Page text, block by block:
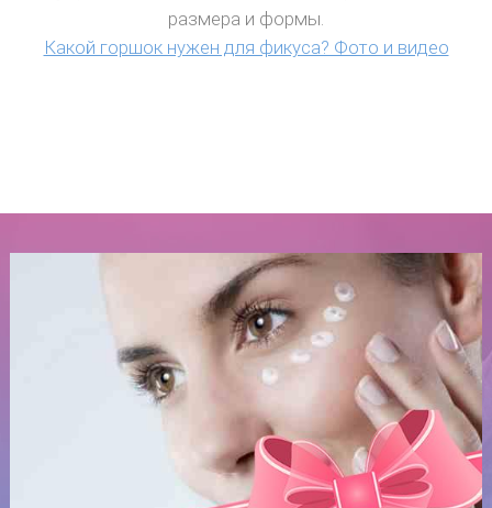
размера и формы.
Какой горшок нужен для фикуса? Фото и видео